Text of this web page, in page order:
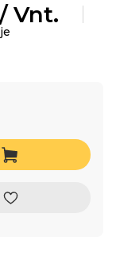
Vnt.